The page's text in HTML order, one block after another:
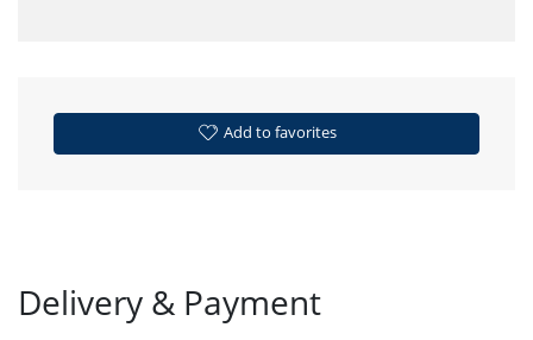
Add to favorites
Delivery & Payment